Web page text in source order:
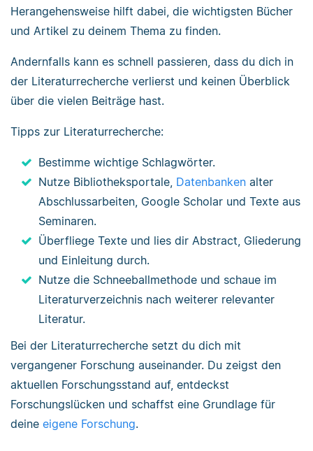
Herangehensweise hilft dabei, die wichtigsten Bücher
und Artikel zu deinem Thema zu finden.
Andernfalls kann es schnell passieren, dass du dich in
der Literaturrecherche verlierst und keinen Überblick
über die vielen Beiträge hast.
Tipps zur Literaturrecherche:
Bestimme wichtige Schlagwörter.
Nutze Bibliotheksportale, Datenbanken alter
Abschlussarbeiten, Google Scholar und Texte aus
Seminaren.
Überfliege Texte und lies dir Abstract, Gliederung
und Einleitung durch.
Nutze die Schneeballmethode und schaue im
Literaturverzeichnis nach weiterer relevanter
Literatur.
Bei der Literaturrecherche setzt du dich mit
vergangener Forschung auseinander. Du zeigst den
aktuellen Forschungsstand auf, entdeckst
Forschungslücken und schaffst eine Grundlage für
deine eigene Forschung.